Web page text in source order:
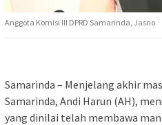
Anggota Komisi III DPRD Samarinda, Jasno
Samarinda – Menjelang akhir
Samarinda, Andi Harun (AH),
yang dinilai telah membawa